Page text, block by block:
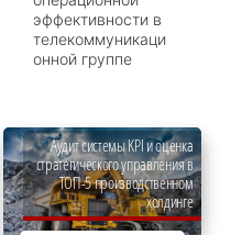
эффективности в
телекоммуникаци
онной группе
Аудит системы KPI и оценка
стратегического управления в
ТОП-5 производственном
холдинге